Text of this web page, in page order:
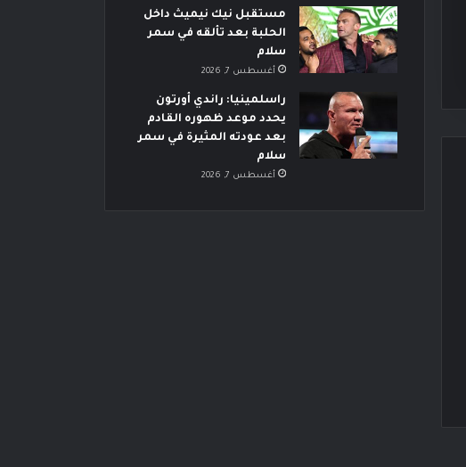
مستقبل نيك نيميث داخل
الحلبة بعد تألقه في سمر
سلام
أغسطس 7, 2026
راسلمينيا: راندي أورتون
يحدد موعد ظهوره القادم
بعد عودته المثيرة في سمر
سلام
أغسطس 7, 2026